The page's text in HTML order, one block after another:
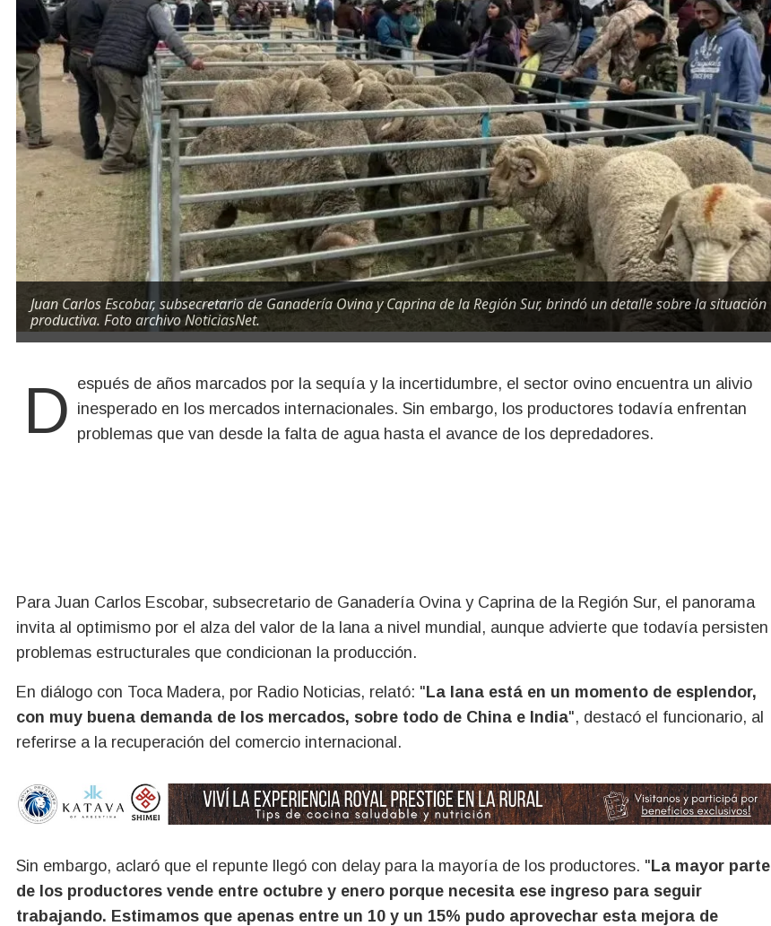
Juan Carlos Escobar, subsecretario de Ganadería Ovina y Caprina de la Región Sur, brindó un detalle sobre la situación
productiva. Foto archivo NoticiasNet.
Después de años marcados por la sequía y la incertidumbre, el sector ovino encuentra un alivio inesperado en los mercados internacionales. Sin embargo, los productores todavía enfrentan
problemas que van desde la falta de agua hasta el avance de los depredadores.
Para Juan Carlos Escobar, subsecretario de Ganadería Ovina y Caprina de la Región Sur, el panorama
invita al optimismo por el alza del valor de la lana a nivel mundial, aunque advierte que todavía persisten
problemas estructurales que condicionan la producción.
En diálogo con Toca Madera, por Radio Noticias, relató: "La lana está en un momento de esplendor,
con muy buena demanda de los mercados, sobre todo de China e India", destacó el funcionario, al
referirse a la recuperación del comercio internacional.
Sin embargo, aclaró que el repunte llegó con delay para la mayoría de los productores. "La mayor parte
de los productores vende entre octubre y enero porque necesita ese ingreso para seguir
trabajando. Estimamos que apenas entre un 10 y un 15% pudo aprovechar esta mejora de